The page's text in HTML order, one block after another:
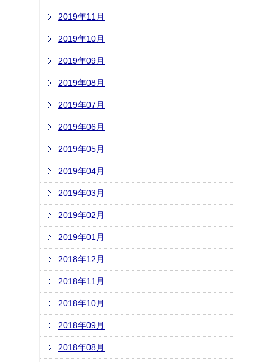
2019年11月
2019年10月
2019年09月
2019年08月
2019年07月
2019年06月
2019年05月
2019年04月
2019年03月
2019年02月
2019年01月
2018年12月
2018年11月
2018年10月
2018年09月
2018年08月